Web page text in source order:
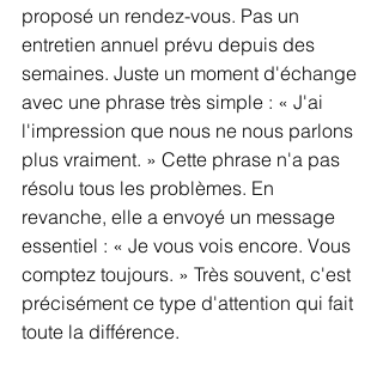
proposé un rendez-vous. Pas un
entretien annuel prévu depuis des
semaines. Juste un moment d'échange
avec une phrase très simple : « J'ai
l'impression que nous ne nous parlons
plus vraiment. » Cette phrase n'a pas
résolu tous les problèmes. En
revanche, elle a envoyé un message
essentiel : « Je vous vois encore. Vous
comptez toujours. » Très souvent, c'est
précisément ce type d'attention qui fait
toute la différence.